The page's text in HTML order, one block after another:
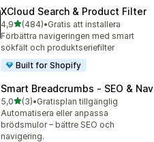
XCloud Search & Product Filter
4,9av 5 stjärnor
(484)
484 recensioner totalt
•Gratis att installera
Förbättra navigeringen med smart
sökfält och produktseriefilter
Built for Shopify
Smart Breadcrumbs ‑ SEO & Nav
5,0av 5 stjärnor
(3)
3 recensioner totalt
•Gratisplan tillgänglig
Automatisera eller anpassa
brödsmulor – bättre SEO och
navigering.